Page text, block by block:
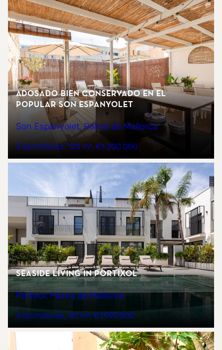
Adosado bien conservado en el
popular Son Espanyolet
Son Espanyolet, Palma de Mallorca
3 dormitorios 120 m² €1.200.000
Seaside living in Portixol
Portixol, Palma de Mallorca
3 dormitorios 161 m² €1.995.000